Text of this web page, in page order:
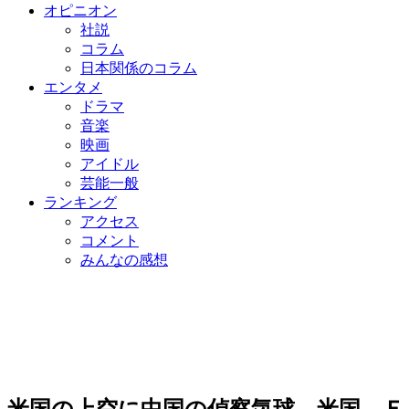
オピニオン
社説
コラム
日本関係のコラム
エンタメ
ドラマ
音楽
映画
アイドル
芸能一般
ランキング
アクセス
コメント
みんなの感想